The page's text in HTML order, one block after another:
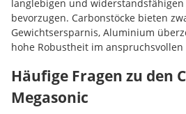
langlebigen und widerstandsfähigen
bevorzugen. Carbonstöcke bieten
Gewichtsersparnis, Aluminium
hohe Robustheit im anspruchsvollen
Häufige Fragen zu den
Megasonic